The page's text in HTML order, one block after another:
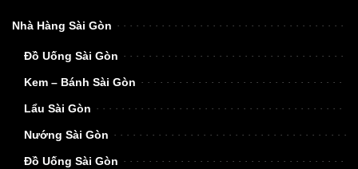
Nhà Hàng Sài Gòn
Đồ Uống Sài Gòn
Kem – Bánh Sài Gòn
Lẩu Sài Gòn
Nướng Sài Gòn
Đồ Uống Sài Gòn